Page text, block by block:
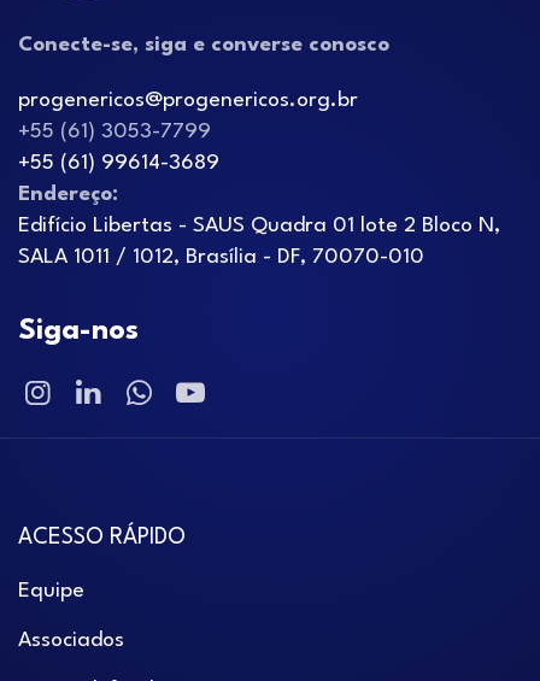
Conecte-se, siga e converse conosco
progenericos@progenericos.org.br
+55 (61) 3053-7799
+55 (61) 99614-3689
Endereço:
Edifício Libertas - SAUS Quadra 01 lote 2 Bloco N,
SALA 1011 / 1012, Brasília - DF, 70070-010
Siga-nos
ACESSO RÁPIDO
Equipe
Associados